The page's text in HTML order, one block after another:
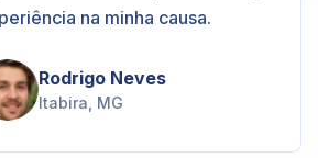
na minha causa.
Rodrigo Neves
Itabira, MG